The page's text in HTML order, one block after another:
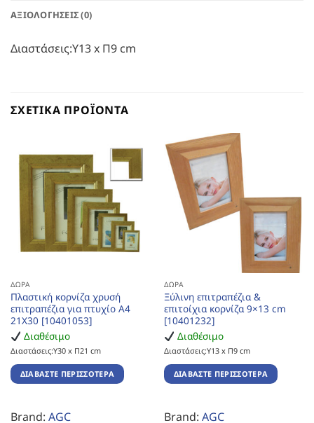
ΑΞΙΟΛΟΓΉΣΕΙΣ (0)
Διαστάσεις:Υ13 x Π9 cm
ΣΧΕΤΙΚΆ ΠΡΟΪΌΝΤΑ
ΔΏΡΑ
Πλαστική κορνίζα χρυσή
επιτραπέζια για πτυχίο Α4
21Χ30 [10401053]
Διαθέσιμο
Διαστάσεις:Υ30 x Π21 cm
ΔΙΑΒΆΣΤΕ ΠΕΡΙΣΣΌΤΕΡΑ
Brand: AGC
ΔΏΡΑ
Ξύλινη επιτραπέζια &
επιτοίχια κορνίζα 9×13 cm
[10401232]
Διαθέσιμο
Διαστάσεις:Υ13 x Π9 cm
ΔΙΑΒΆΣΤΕ ΠΕΡΙΣΣΌΤΕΡΑ
Brand: AGC